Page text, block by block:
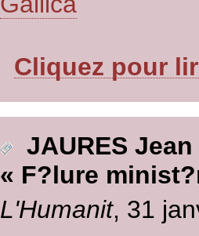
Cliquez pour
JAURES Jean
« F?lure
L'Humanit, 31